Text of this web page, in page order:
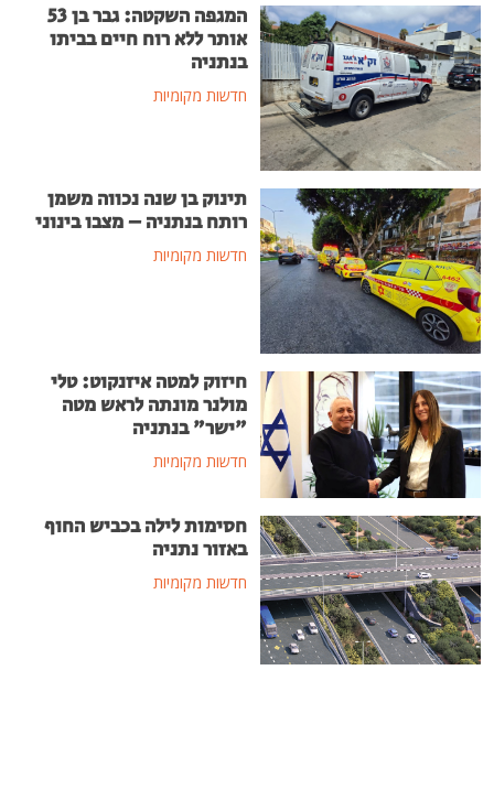
המגפה השקטה: גבר בן 53
אותר ללא רוח חיים בביתו
בנתניה
חדשות מקומיות
תינוק בן שנה נכווה משמן
רותח בנתניה – מצבו בינוני
חדשות מקומיות
חיזוק למטה איזנקוט: טלי
מולנר מונתה לראש מטה
"ישר" בנתניה
חדשות מקומיות
חסימות לילה בכביש החוף
באזור נתניה
חדשות מקומיות